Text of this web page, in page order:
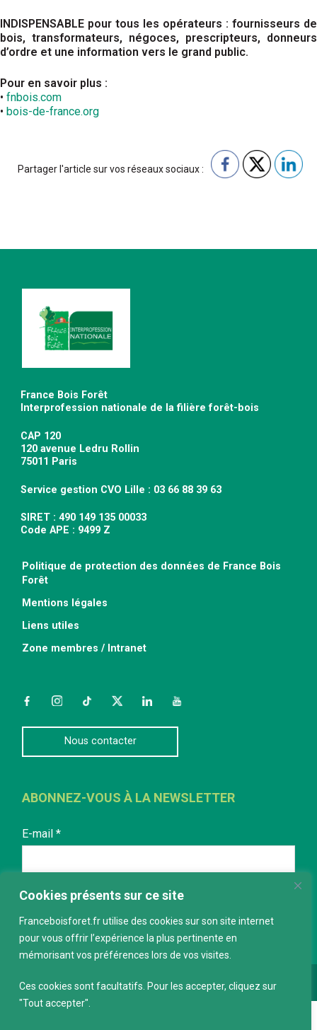
Cookies présents sur ce site
Franceboisforet.fr utilise des cookies sur son site internet
pour vous offrir l’expérience la plus pertinente en
mémorisant vos préférences lors de vos visites.
Ces cookies sont facultatifs. Pour les accepter, cliquez sur
"Tout accepter".
INDISPENSABLE pour tous les opérateurs : fournisseurs de
bois, transformateurs, négoces, prescripteurs, donneurs
d’ordre et une information vers le grand public.
Pour en savoir plus :
• fnbois.com
• bois-de-france.org
Partager l'article sur vos réseaux sociaux :
France Bois Forêt
Interprofession nationale de la filière forêt-bois
CAP 120
120 avenue Ledru Rollin
75011 Paris
Service gestion CVO Lille : 03 66 88 39 63
SIRET : 490 149 135 00033
Code APE : 9499 Z
Politique de protection des données de France Bois
Forêt
Mentions légales
Liens utiles
Zone membres / Intranet
FacebookInstagramTikTokTwitterLinkedInYouTube
Nous contacter
ABONNEZ-VOUS À LA NEWSLETTER
E-mail *
Conception :keepdesign.fr